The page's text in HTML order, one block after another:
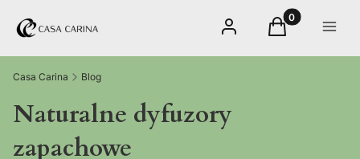
Zaloguj sięProdukty w
Koszyk Menu
Casa Carina Blog
Naturalne dyfuzory
zapachowe